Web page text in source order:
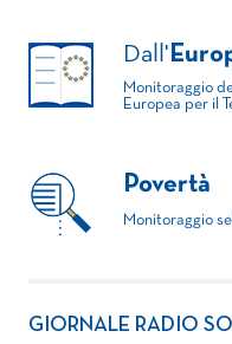
Dall'
Monitoraggio
Europea per il
Povertà
Monitoraggio
GIORNALE RADIO